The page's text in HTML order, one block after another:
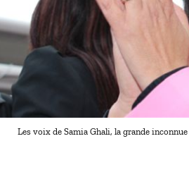
Les voix de Samia Ghali, la grande